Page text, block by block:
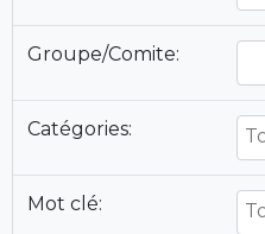
Groupe/Comite:
Catégories:
Mot clé: